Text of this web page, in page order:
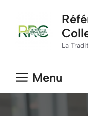
contenu
La
Menu